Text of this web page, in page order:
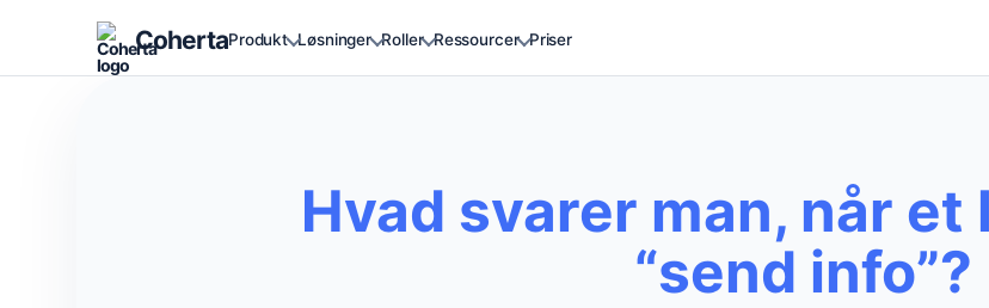
CohertaProdukt Løsninger Roller Ressourcer Priser
Hvad svarer man, når
“send info”?